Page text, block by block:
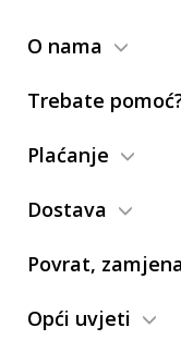
O nama
Trebate
Plaćanje
Dostava
Povrat,
Opći uvjeti